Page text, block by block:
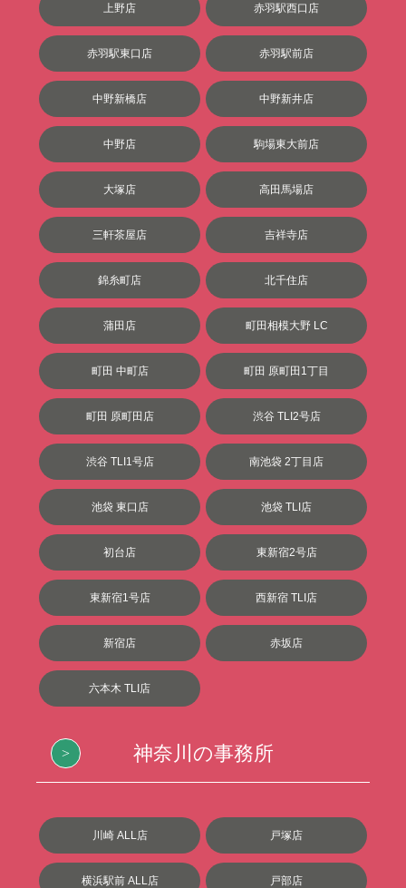
上野店 赤羽駅西口店
赤羽駅東口店 赤羽駅前店
中野新橋店 中野新井店
中野店 駒場東大前店
大塚店 高田馬場店
三軒茶屋店 吉祥寺店
錦糸町店 北千住店
蒲田店 町田相模大野 LC
町田 中町店 町田 原町田1丁目
町田 原町田店 渋谷 TLI2号店
渋谷 TLI1号店 南池袋 2丁目店
池袋 東口店 池袋 TLI店
初台店 東新宿2号店
東新宿1号店 西新宿 TLI店
新宿店 赤坂店
六本木 TLI店
神奈川の事務所
川崎 ALL店 戸塚店
横浜駅前 ALL店 戸部店